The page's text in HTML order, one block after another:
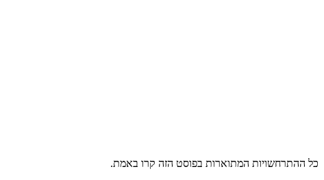
כל ההתרחשויות המתוארות בפוסט הזה קרו באמת.